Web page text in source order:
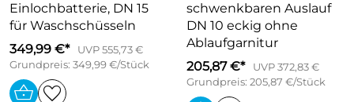
Einlochbatterie, DN 15
für Waschschüsseln
349,99 €*
UVP 555,73 €
Grundpreis: 349,99 €/Stück
schwenkbaren Auslauf
DN 10 eckig ohne
Ablaufgarnitur
205,87 €*
UVP 372,83 €
Grundpreis: 205,87 €/Stück